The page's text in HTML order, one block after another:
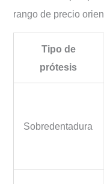
rango de precio
Tipo de
prótesis
Sobredentadura